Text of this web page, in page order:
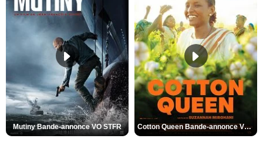
Mutiny Bande-annonce VO STFR Cotton Queen Bande-annonce VO STFR